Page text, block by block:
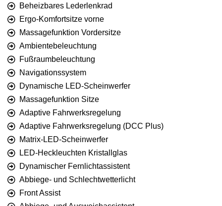
Beheizbares Lederlenkrad
Ergo-Komfortsitze vorne
Massagefunktion Vordersitze
Ambientebeleuchtung
Fußraumbeleuchtung
Navigationssystem
Dynamische LED-Scheinwerfer
Massagefunktion Sitze
Adaptive Fahrwerksregelung
Adaptive Fahrwerksregelung (DCC Plus)
Matrix-LED-Scheinwerfer
LED-Heckleuchten Kristallglas
Dynamischer Fernlichtassistent
Abbiege- und Schlechtwetterlicht
Front Assist